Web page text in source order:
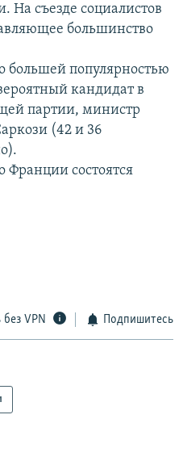
На съезде социалистов
большинство
большей популярностью
кандидат в
партии, министр
(42 и 36
Франции состоятся
VPN Подпишитесь